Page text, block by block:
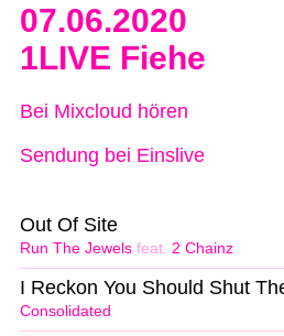
07.06.2020
1LIVE Fiehe
Bei Mixcloud hören
Sendung bei Einslive
Run The Jewels feat. 2 Chainz
Out Of Site
Consolidated
I Reckon You Should Shut